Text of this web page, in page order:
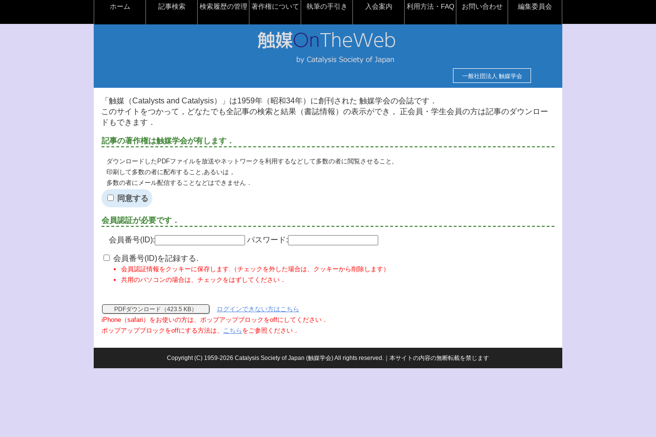
ホーム 記事検索 検索履歴の管理 著作権について 執筆の手引き 入会案内 利用方法・FAQ お問い合わせ 編集委員会
一般社団法人 触媒学会
「触媒（Catalysts and Catalysis）」は1959年（昭和34年）に創刊された 触媒学会の会誌です．
このサイトをつかって，どなたでも全記事の検索と結果（書誌情報）の表示ができ， 正会員・学生会員の方は記事のダウンロー
ドもできます．
記事の著作権は触媒学会が有します．
ダウンロードしたPDFファイルを放送やネットワークを利用するなどして多数の者に閲覧させること,
印刷して多数の者に配布すること,あるいは，
多数の者にメール配信することなどはできません．
同意する
会員認証が必要です．
会員番号(ID): パスワード:
会員番号(ID)を記録する.
会員認証情報をクッキーに保存します.（チェックを外した場合は、クッキーから削除します）
共用のパソコンの場合は、チェックをはずしてください．
PDFダウンロード（423.5 KB）
ログインできない方はこちら
iPhone（safari）をお使いの方は、ポップアップブロックをoffにしてください．
ポップアップブロックをoffにする方法は、 こちら をご参照ください．
Copyright (C) 1959-2026 Catalysis Society of Japan (触媒学会) All rights reserved.｜本サイトの内容の無断転載を禁じます